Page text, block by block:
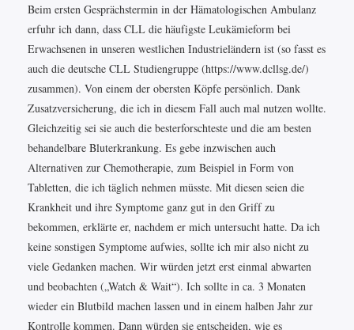
Beim ersten Gesprächstermin in der Hämatologischen Ambulanz
erfuhr ich dann, dass CLL die häufigste Leukämieform bei
Erwachsenen in unseren westlichen Industrieländern ist (so fasst es
auch die deutsche CLL Studiengruppe (https://www.dcllsg.de/)
zusammen). Von einem der obersten Köpfe persönlich. Dank
Zusatzversicherung, die ich in diesem Fall auch mal nutzen wollte.
Gleichzeitig sei sie auch die besterforschteste und die am besten
behandelbare Bluterkrankung. Es gebe inzwischen auch
Alternativen zur Chemotherapie, zum Beispiel in Form von
Tabletten, die ich täglich nehmen müsste. Mit diesen seien die
Krankheit und ihre Symptome ganz gut in den Griff zu
bekommen, erklärte er, nachdem er mich untersucht hatte. Da ich
keine sonstigen Symptome aufwies, sollte ich mir also nicht zu
viele Gedanken machen. Wir würden jetzt erst einmal abwarten
und beobachten („Watch & Wait“). Ich sollte in ca. 3 Monaten
wieder ein Blutbild machen lassen und in einem halben Jahr zur
Kontrolle kommen. Dann würden sie entscheiden, wie es